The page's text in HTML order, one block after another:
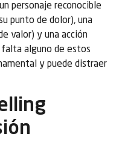
personaje reconocible
punto de dolor), una
valor) y una acción
falta alguno de estos
y puede distraer